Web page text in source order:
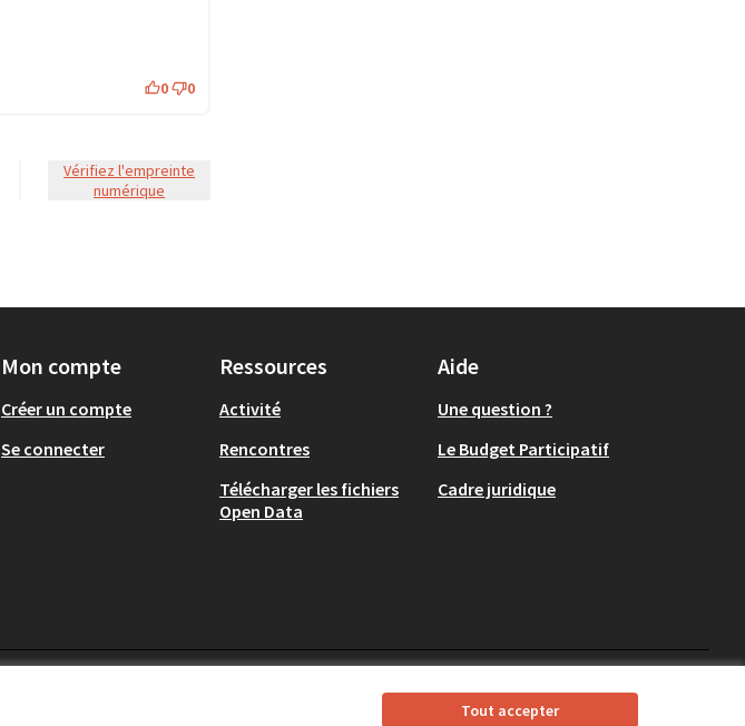
Tout accepter
0 0
Vérifiez l'empreinte
numérique
Mon compte
Créer un compte
Se connecter
Ressources
Activité
Rencontres
Télécharger les fichiers
Open Data
Aide
Une question ?
Le Budget Participatif
Cadre juridique
(Lien externe)
(Lien externe)(Lien externe)(Lien externe)